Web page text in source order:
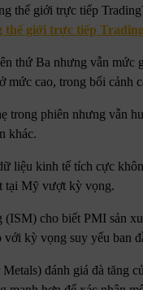
thế giới trực tiếp
thứ Ba nhưng vẫn mức
mức cao, trong bối cảnh
trong phiên nhưng vẫn
khác.
liệu kinh tế tích cực
tại Mỹ vượt kỳ vọng.
cho biết PMI sản
với kỳ vọng suy yếu ban
đánh giá đà tăng